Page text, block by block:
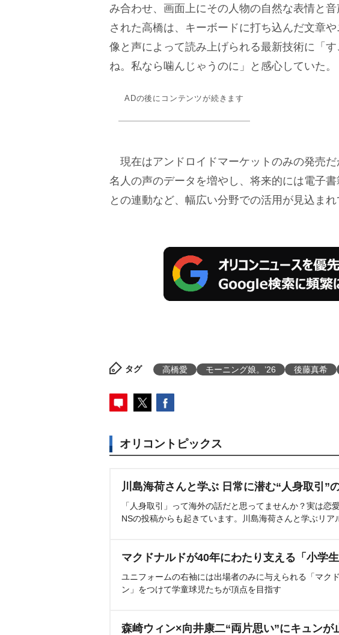
み合わせ、画面上にその人物の自然な表情と
された高橋は、キーボードに打ち込んだ文章
像と声によって読み上げられる最新技術に「
ね。私なら噛んじゃうのに」と感心していた。
ADの後にコンテンツが続きます
現在はアンドロイドマーケットのみの発売
名人の声のデータを増やし、将来的には電子
との連動など、幅広い分野での活用が見込まれ
タグ 高橋愛 モーニング娘。’26 後藤真希
オリコントピックス
川島海荷さんと学ぶ 日常に潜む“人身取引”
「人身取引」って海外の話だと思ってませんか？実は恋
NSの投稿からも起きています。川島海荷さんと学ぶリア
マクドナルドが40年にわたり支える「小学生
ユニフォームの右袖には出場者のみに与えられる「マク
ン」をつけて学童球児たちが頂点を目指す
森崎ウィン×向井康二“両片思い”にキュンが